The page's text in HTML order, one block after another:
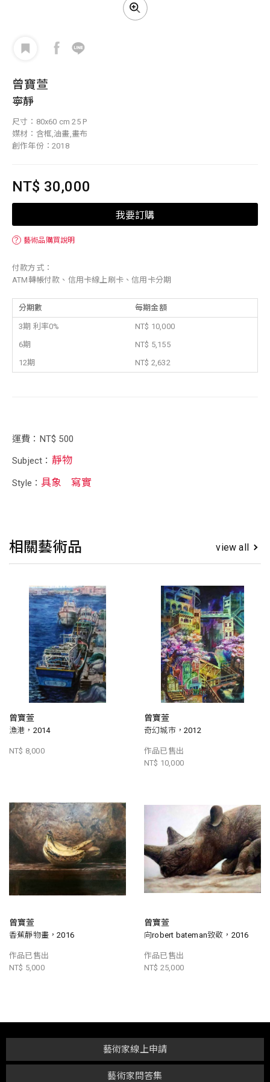
曾寶萱
寧靜
尺寸：80x60 cm 25 P
媒材：含框,油畫,畫布
創作年份：2018
NT$ 30,000
我要訂購
？ 藝術品購買說明
付款方式：
ATM轉帳付款、信用卡線上刷卡、信用卡分期
分期數 每期金額
3期 利率0%
NT$ 10,000
6期
NT$ 5,155
12期
NT$ 2,632
運費：NT$ 500
Subject： 靜物
Style： 具象 寫實
相關藝術品 view all
曾寶萱
漁港，2014
NT$ 8,000
曾寶萱
奇幻城市，2012
作品已售出
NT$ 10,000
曾寶萱
香蕉靜物畫，2016
作品已售出
NT$ 5,000
曾寶萱
向robert bateman致敬，2016
作品已售出
NT$ 25,000
藝術家問答集
藝術家線上申請